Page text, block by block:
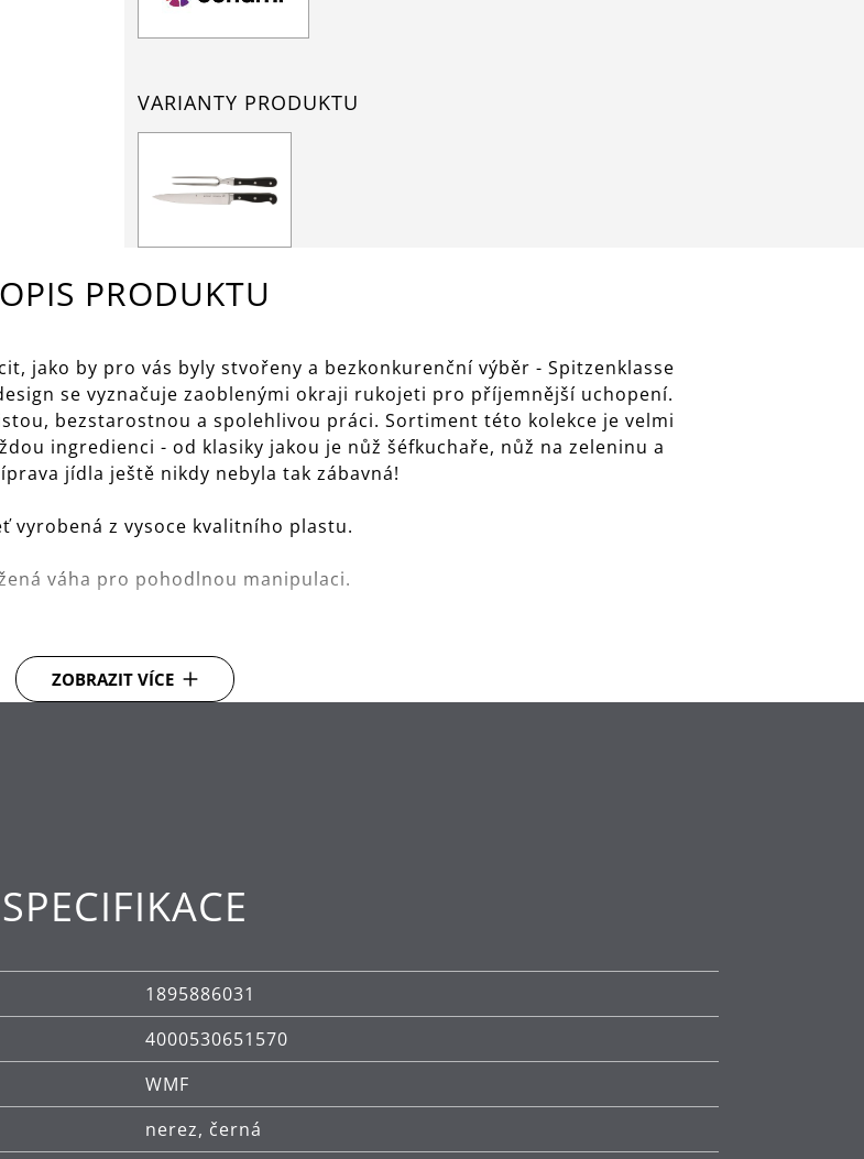
VARIANTY PRODUKTU
PRODUKTU
jako by pro vás byly stvořeny a bezkonkurenční výběr - Spitzenklasse
se vyznačuje zaoblenými okraji rukojeti pro příjemnější uchopení.
bezstarostnou a spolehlivou práci. Sortiment této kolekce je velmi
ingredienci - od klasiky jakou je nůž šéfkuchaře, nůž na zeleninu a
jídla ještě nikdy nebyla tak zábavná!
vyrobená z vysoce kvalitního plastu.
váha pro pohodlnou manipulaci.
ZOBRAZIT VÍCE
SPECIFIKACE
1895886031
4000530651570
WMF
nerez, černá